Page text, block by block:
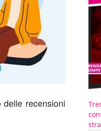
recensioni